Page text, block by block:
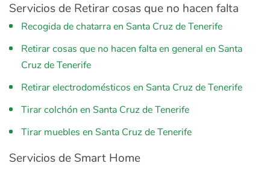
Servicios de Retirar cosas que no hacen falta
Recogida de chatarra en Santa Cruz de Tenerife
Retirar cosas que no hacen falta en general en Santa
Cruz de Tenerife
Retirar electrodomésticos en Santa Cruz de Tenerife
Tirar colchón en Santa Cruz de Tenerife
Tirar muebles en Santa Cruz de Tenerife
Servicios de Smart Home